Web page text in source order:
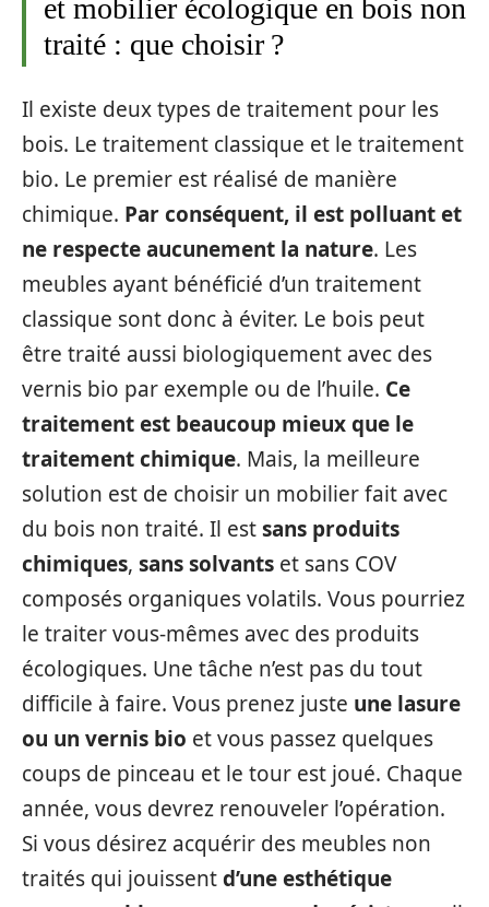
et mobilier écologique en bois non
traité : que choisir ?
Il existe deux types de traitement pour les
bois. Le traitement classique et le traitement
bio. Le premier est réalisé de manière
chimique. Par conséquent, il est polluant et
ne respecte aucunement la nature. Les
meubles ayant bénéficié d’un traitement
classique sont donc à éviter. Le bois peut
être traité aussi biologiquement avec des
vernis bio par exemple ou de l’huile. Ce
traitement est beaucoup mieux que le
traitement chimique. Mais, la meilleure
solution est de choisir un mobilier fait avec
du bois non traité. Il estsans produits
chimiques, sans solvants et sans COV
composés organiques volatils. Vous pourriez
le traiter vous-mêmes avec des produits
écologiques. Une tâche n’est pas du tout
difficile à faire. Vous prenez juste une lasure
ou un vernis bio et vous passez quelques
coups de pinceau et le tour est joué. Chaque
année, vous devrez renouveler l’opération.
Si vous désirez acquérir des meubles non
traités qui jouissentd’une esthétique